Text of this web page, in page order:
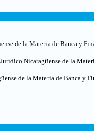
de la Materia de Banca y
Nicaragüense de la
de la Materia de Banca y